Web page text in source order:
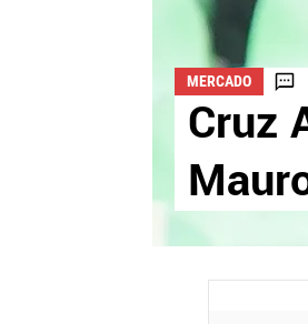
MERCADO
Cruz